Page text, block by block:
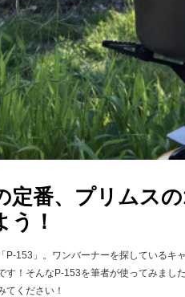
定番、プリムス
う！
P-153」。ワンバーナーを探しているキ
す！そんなP-153を筆者が使ってみまし
てください！